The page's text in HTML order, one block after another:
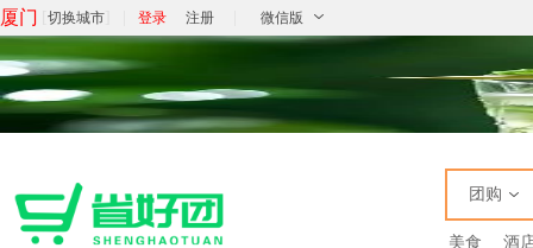
厦门 切换城市 登录 注册 微信版
团购
美食 酒